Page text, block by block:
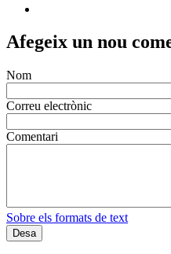
Afegeix un nou
Nom
Correu electrònic
Comentari
Sobre els formats de text